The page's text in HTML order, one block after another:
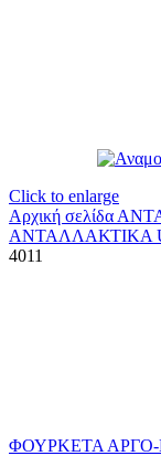
Click to enlarge
Αρχική σελίδα
ΑΝΤΑΛΛΑΚΤΙΚΑ
4011
ΦΟΥΡΚΕΤΑ ΑΡΓΟ-